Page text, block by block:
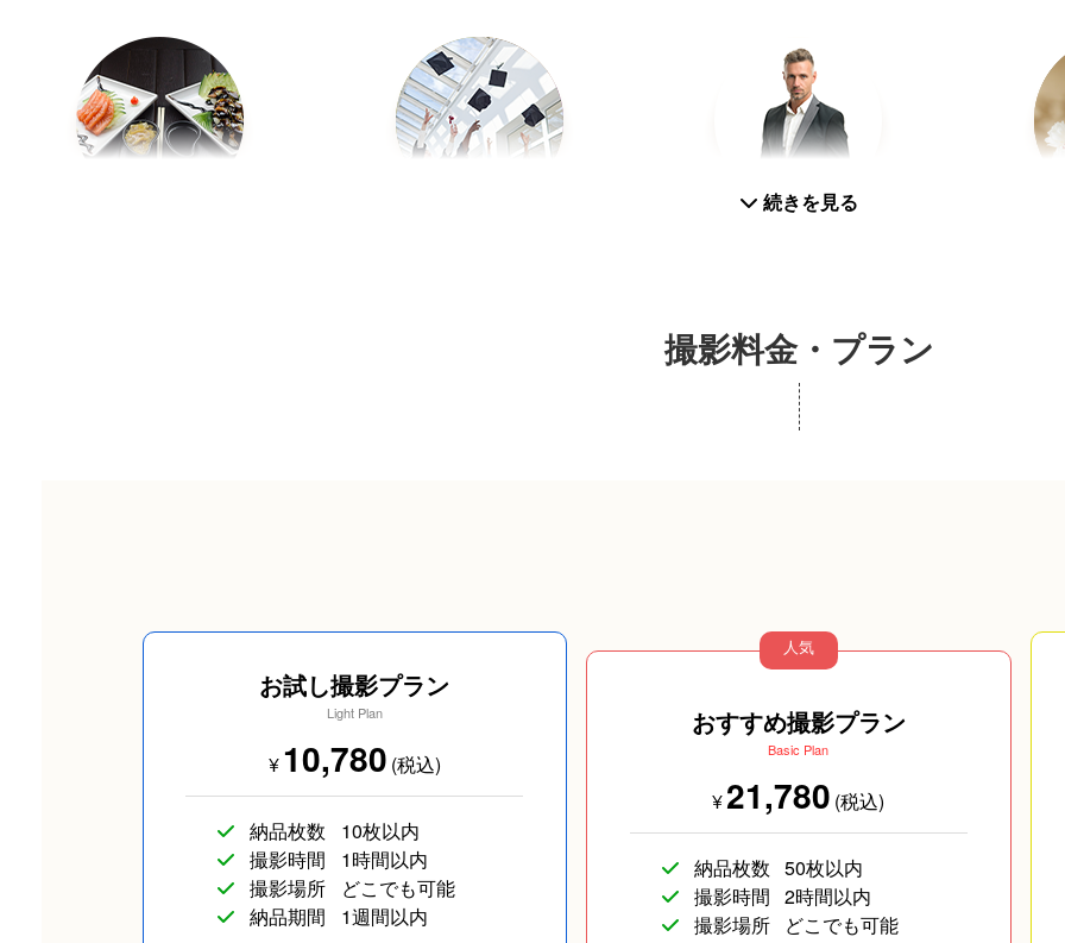
イベント/ライブ コスプレ写真
続きを見る
撮影料金・プラン
お試し撮影プラン
Light Plan
¥10,780 (税込)
納品枚数
10枚以内
撮影時間
1時間以内
撮影場所
どこでも可能
納品期間
1週間以内
人気
おすすめ撮影プラン
Basic Plan
¥21,780 (税込)
納品枚数 50枚以内
撮影時間 2時間以内
撮影場所
どこでも可能